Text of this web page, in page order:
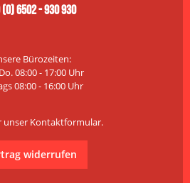
6502 - 930 930
Bürozeiten:
08:00 - 17:00 Uhr
08:00 - 16:00 Uhr
unser Kontaktformular.
widerrufen